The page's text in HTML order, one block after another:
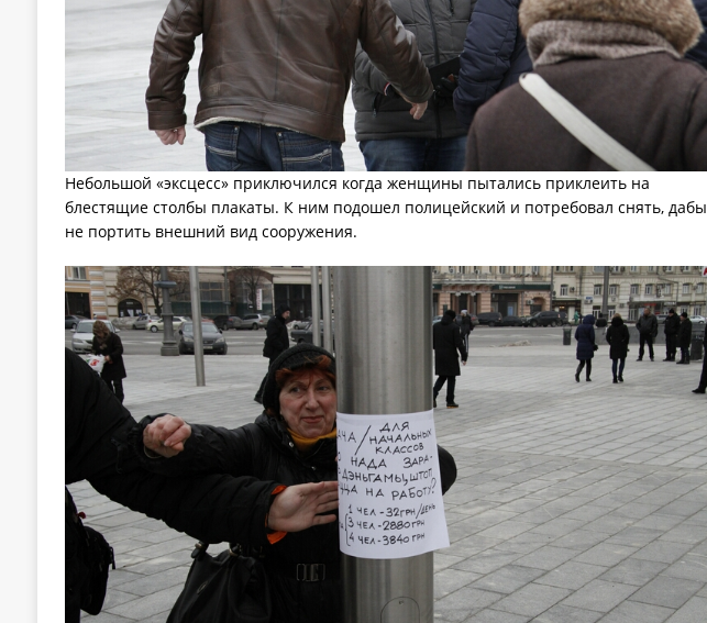
Небольшой «эксцесс» приключился когда женщины пытались приклеить на
блестящие столбы плакаты. К ним подошел полицейский и потребовал снять, дабы
не портить внешний вид сооружения.